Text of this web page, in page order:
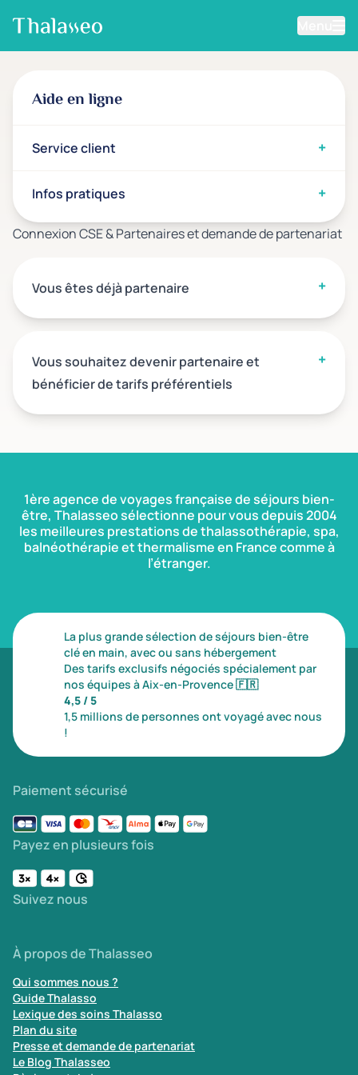
Aller au contenu principal
Aide en ligne
Service client
Infos pratiques
Connexion CSE & Partenaires et demande de partenariat
Vous êtes déjà partenaire
Vous souhaitez devenir partenaire et
bénéficier de tarifs préférentiels
1ère agence de voyages française de séjours bien-
être, Thalasseo sélectionne pour vous depuis 2004
les meilleures prestations de thalassothérapie, spa,
balnéothérapie et thermalisme en France comme à
l’étranger.
La plus grande sélection de séjours bien-être
clé en main, avec ou sans hébergement
Des tarifs exclusifs négociés spécialement par
nos équipes à Aix-en-Provence🇫🇷
4,5 / 5
1,5 millions de personnes ont voyagé avec nous
!
Paiement sécurisé
Payez en plusieurs fois
Suivez nous
À propos de Thalasseo
Qui sommes nous ?
Guide Thalasso
Lexique des soins Thalasso
Plan du site
Presse et demande de partenariat
Le Blog Thalasseo